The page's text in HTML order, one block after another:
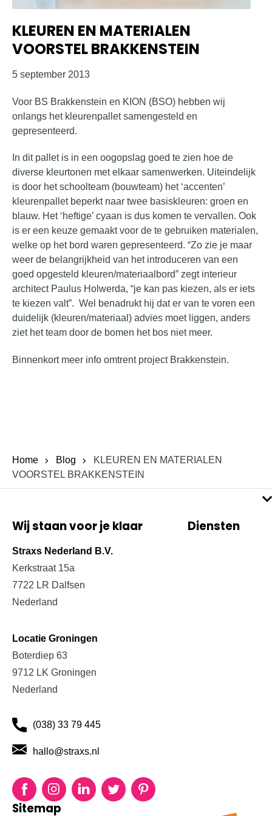
KLEUREN EN MATERIALEN
VOORSTEL BRAKKENSTEIN
5 september 2013
Voor BS Brakkenstein en KION (BSO) hebben wij
onlangs het kleurenpallet samengesteld en
gepresenteerd.
In dit pallet is in een oogopslag goed te zien hoe de
diverse kleurtonen met elkaar samenwerken. Uiteindelijk
is door het schoolteam (bouwteam) het ‘accenten’
kleurenpallet beperkt naar twee basiskleuren: groen en
blauw. Het ‘heftige’ cyaan is dus komen te vervallen. Ook
is er een keuze gemaakt voor de te gebruiken materialen,
welke op het bord waren gepresenteerd. “Zo zie je maar
weer de belangrijkheid van het introduceren van een
goed opgesteld kleuren/materiaalbord” zegt interieur
architect Paulus Holwerda, “je kan pas kiezen, als er iets
te kiezen valt”. Wel benadrukt hij dat er van te voren een
duidelijk (kleuren/materiaal) advies moet liggen, anders
ziet het team door de bomen het bos niet meer.
Binnenkort meer info omtrent project Brakkenstein.
Home Blog
KLEUREN EN MATERIALEN
VOORSTEL BRAKKENSTEIN
Wij staan voor je klaar
Straxs Nederland B.V.
Kerkstraat 15a
7722 LR Dalfsen
Nederland
Locatie Groningen
Boterdiep 63
9712 LK Groningen
Nederland
(038) 33 79 445
hallo@straxs.nl
FacebookInstagramLinkedInTwitterPinterest
Diensten
Sitemap